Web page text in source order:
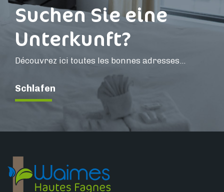
Suchen Sie eine
Unterkunft?
Découvrez ici toutes les bonnes adresses...
Schlafen